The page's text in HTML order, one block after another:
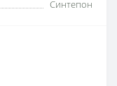
Синтепон